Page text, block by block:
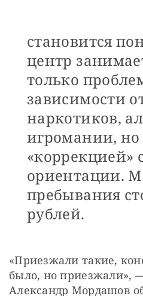
становится
центр
только
зависимости
наркотиков,
игромании, но
«коррекцией»
ориентации.
пребывания
рублей.
«Приезжали такие,
было, но приезжали»,
Александр Мордашов